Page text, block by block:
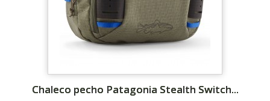
Chaleco pecho Patagonia Stealth Switch...